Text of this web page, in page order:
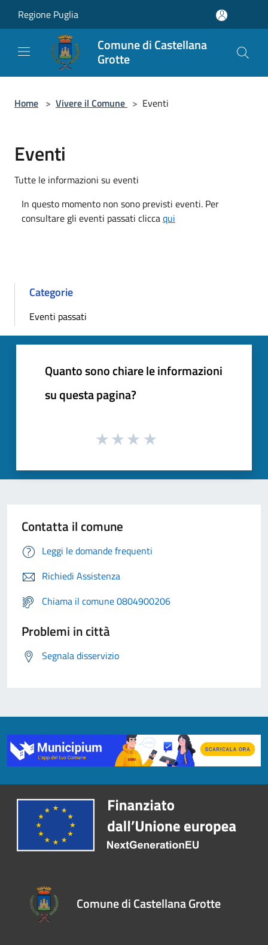
Regione Puglia
Comune di Castellana
Grotte
Home > Vivere il Comune > Eventi
Eventi
Tutte le informazioni su eventi
In questo momento non sono previsti eventi. Per
consultare gli eventi passati cliccaqui
Categorie
Eventi passati
Quanto sono chiare le informazioni
su questa pagina?
Contatta il comune
Leggi le domande frequenti
Richiedi Assistenza
Chiama il comune 0804900206
Problemi in città
Segnala disservizio
Comune di Castellana Grotte